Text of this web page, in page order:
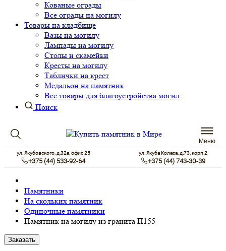
Кованые ограды
Все ограды на могилу
Товары на кладбище
Вазы на могилу
Лампады на могилу
Столы и скамейки
Кресты на могилу
Таблички на крест
Медальон на памятник
Все товары для благоустройства могил
Поиск
Меню
ул. Якубовского, д.32а, офис 25
+375 (44) 533-92-64
ул. Якуба Коласа, д.73, корп.2
+375 (44) 743-30-39
Памятники
На скольких памятник
Одиночные памятники
Памятник на могилу из гранита П155
Заказать